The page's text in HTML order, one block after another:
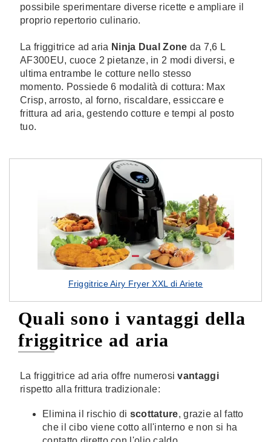
possibile sperimentare diverse ricette e ampliare il
proprio repertorio culinario.
La friggitrice ad aria Ninja Dual Zone da 7,6 L
AF300EU, cuoce 2 pietanze, in 2 modi diversi, e
ultima entrambe le cotture nello stesso
momento. Possiede 6 modalità di cottura: Max
Crisp, arrosto, al forno, riscaldare, essiccare e
frittura ad aria, gestendo cotture e tempi al posto
tuo.
Friggitrice Airy Fryer XXL di Ariete
Quali sono i vantaggi della
friggitrice ad aria
La friggitrice ad aria offre numerosivantaggi
rispetto alla frittura tradizionale:
Elimina il rischio di scottature, grazie al fatto
che il cibo viene cotto all'interno e non si ha